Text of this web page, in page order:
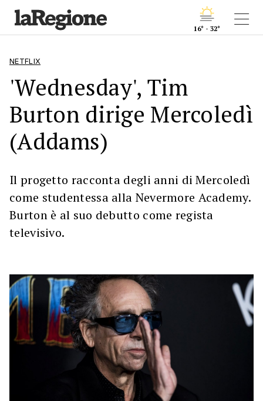
16° - 32°
NETFLIX
'Wednesday', Tim
Burton dirige Mercoledì
(Addams)
Il progetto racconta degli anni di Mercoledì
come studentessa alla Nevermore Academy.
Burton è al suo debutto come regista
televisivo.